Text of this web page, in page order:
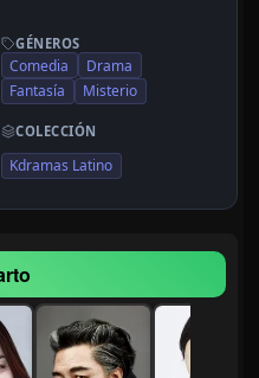
GÉNEROS
Comedia
Drama
Fantasía
Misterio
COLECCIÓN
Kdramas Latino